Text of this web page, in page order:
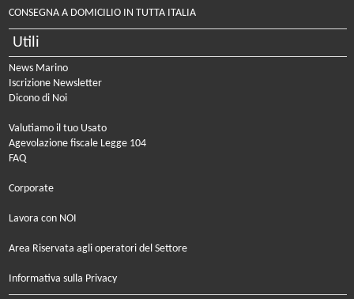
CONSEGNA A DOMICILIO IN TUTTA ITALIA
Utili
News Marino
Iscrizione Newsletter
Dicono di Noi
Valutiamo il tuo Usato
Agevolazione fiscale Legge 104
FAQ
Corporate
Lavora con NOI
Area Riservata agli operatori del Settore
Informativa sulla Privacy